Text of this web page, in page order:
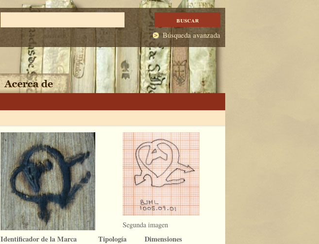
Búsqueda avanzada
Segunda imagen
Identificador de la Marca Tipología Dimensiones